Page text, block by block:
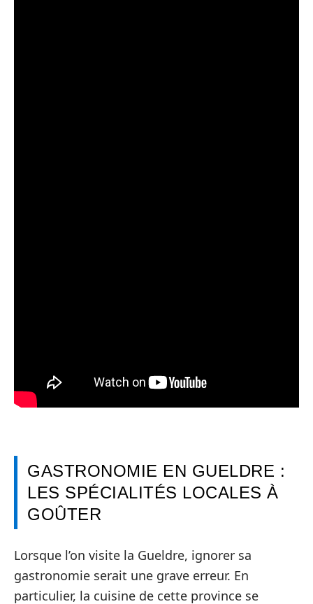
GASTRONOMIE EN GUELDRE :
LES SPÉCIALITÉS LOCALES À
GOÛTER
Lorsque l’on visite la Gueldre, ignorer sa
gastronomie serait une grave erreur. En
particulier, la cuisine de cette province se